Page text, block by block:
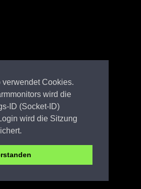
Cookies.
wird die
ID (Socket-ID)
wird die Sitzung